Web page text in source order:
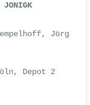
Jörg
Depot 2